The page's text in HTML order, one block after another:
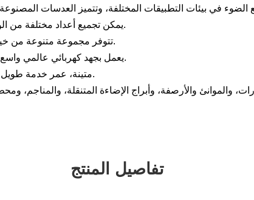
يمكن تجميع أعداد مختلفة من الوحدات بحرية لتوفير طاقة مختلفة ووظائف قابلة للتكيف بدرجة عالية.
تتوفر مجموعة متنوعة من خيارات التركيب المناسبة لمجموعة متنوعة من بيئات التركيب المختلفة.
يعمل بجهد كهربائي عالمي واسع النطاق، ويتوافق مع مختلف المعايير العامة، ويسهل استبداله مباشرة.
متينة، عمر خدمة طويل يصل إلى 50000 ساعة، لا حاجة لتغيير تركيبات الإضاءة بشكل متكرر.
والموانئ والأرصفة، وأبراج الإضاءة المتنقلة، والمناجم،
تفاصيل المنتج